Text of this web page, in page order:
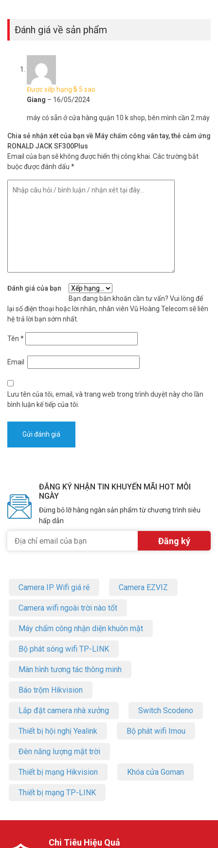
Đánh giá về sản phẩm
Được xếp hạng 5 5 sao
Giang – 16/05/2024
máy có sẵn ở cửa hàng quận 10 k shop, bên mình cần 2 máy
Chia sẻ nhận xét của bạn về Máy chấm công vân tay, thẻ cảm ứng
RONALD JACK SF300Plus
Email của bạn sẽ không được hiển thị công khai. Các trường bắt
buộc được đánh dấu *
Đánh giá của bạn
Bạn đang băn khoăn cần tư vấn? Vui lòng để
lại số điện thoại hoặc lời nhắn, nhân viên Vũ Hoàng Telecom sẽ liên
hệ trả lời bạn sớm nhất.
Tên *
Email
Lưu tên của tôi, email, và trang web trong trình duyệt này cho lần
bình luận kế tiếp của tôi.
ĐĂNG KÝ NHẬN TIN KHUYẾN MÃI HOT MỖI
NGÀY
Đừng bỏ lỡ hàng ngàn sản phẩm từ chương trình siêu
hấp dẫn
Camera IP Wifi giá rẻ Camera EZVIZ
Camera wifi ngoài trời nào tốt
Máy chấm công nhận diện khuôn mặt
Bộ phát sóng wifi TP-LINK
Màn hình tương tác thông minh
Báo trộm Hikvision
Lắp đặt camera nhà xưởng Switch Scodeno
Thiết bị hội nghị Yealink Bộ phát wifi Imou
Đèn năng lượng mặt trời
Thiết bị mạng Hikvision Khóa cửa Goman
Thiết bị mạng TP-LINK
Chi Tiêu Hiệu Quả